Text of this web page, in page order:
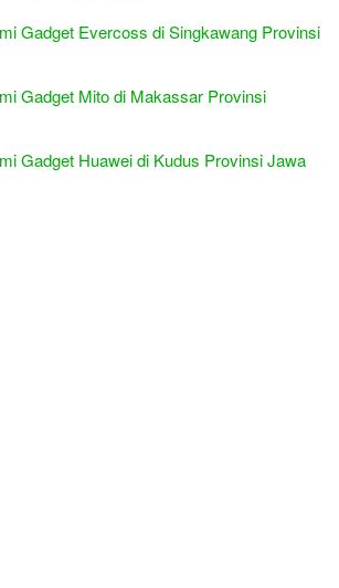
Gadget Evercoss di Singkawang Provinsi
Gadget Mito di Makassar Provinsi
Gadget Huawei di Kudus Provinsi Jawa